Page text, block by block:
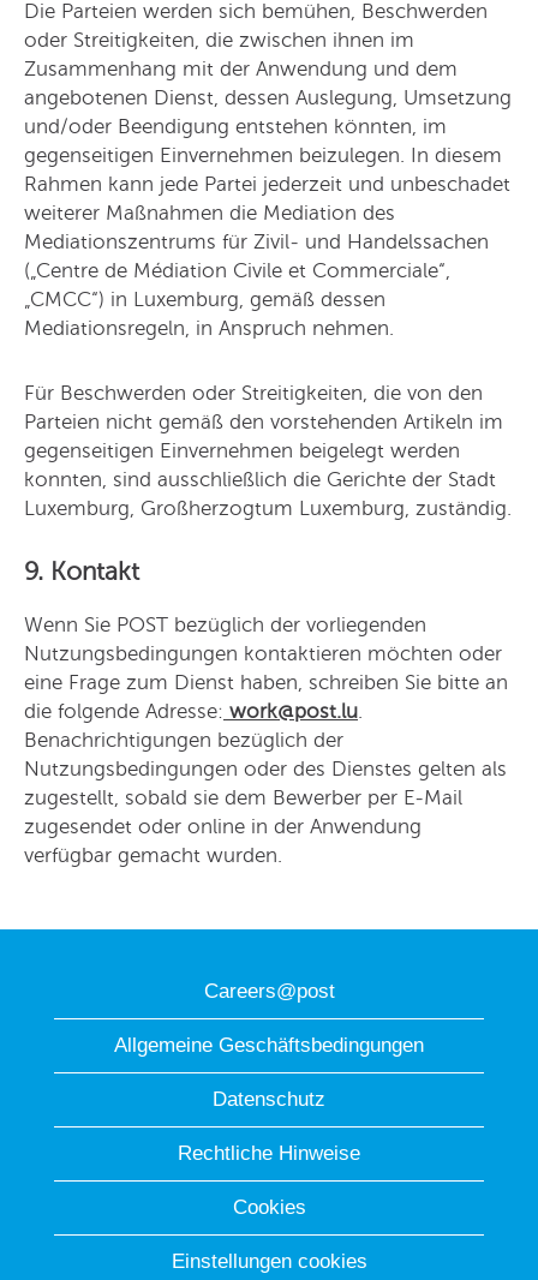
Die Parteien werden sich bemühen, Beschwerden
oder Streitigkeiten, die zwischen ihnen im
Zusammenhang mit der Anwendung und dem
angebotenen Dienst, dessen Auslegung, Umsetzung
und/oder Beendigung entstehen könnten, im
gegenseitigen Einvernehmen beizulegen. In diesem
Rahmen kann jede Partei jederzeit und unbeschadet
weiterer Maßnahmen die Mediation des
Mediationszentrums für Zivil- und Handelssachen
(„Centre de Médiation Civile et Commerciale“,
„CMCC“) in Luxemburg, gemäß dessen
Mediationsregeln, in Anspruch nehmen.
Für Beschwerden oder Streitigkeiten, die von den
Parteien nicht gemäß den vorstehenden Artikeln im
gegenseitigen Einvernehmen beigelegt werden
konnten, sind ausschließlich die Gerichte der Stadt
Luxemburg, Großherzogtum Luxemburg, zuständig.
9. Kontakt
Wenn Sie POST bezüglich der vorliegenden
Nutzungsbedingungen kontaktieren möchten oder
eine Frage zum Dienst haben, schreiben Sie bitte an
die folgende Adresse: work@post.lu.
Benachrichtigungen bezüglich der
Nutzungsbedingungen oder des Dienstes gelten als
zugestellt, sobald sie dem Bewerber per E-Mail
zugesendet oder online in der Anwendung
verfügbar gemacht wurden.
Careers@post
Allgemeine Geschäftsbedingungen
Datenschutz
Rechtliche Hinweise
Cookies
Einstellungen cookies